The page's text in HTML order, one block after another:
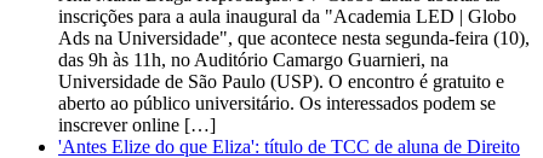
inscrições para a aula inaugural da "Academia LED | Globo
Ads na Universidade", que acontece nesta segunda-feira (10),
das 9h às 11h, no Auditório Camargo Guarnieri, na
Universidade de São Paulo (USP). O encontro é gratuito e
aberto ao público universitário. Os interessados podem se
inscrever online […]
'Antes Elize do que Eliza': título de TCC de aluna de Direito